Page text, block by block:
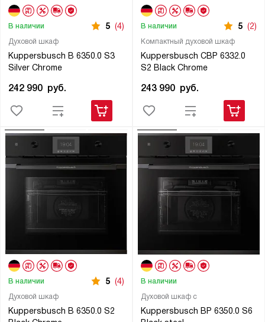
Духовой шкаф
Kuppersbusch B 6350.0 S3
Silver Chrome
В наличии 5 (4)
242 990 руб.
Компактный духовой шкаф
Kuppersbusch CBP 6332.0
S2 Black Chrome
В наличии 5 (2)
243 990 руб.
Духовой шкаф
Kuppersbusch B 6350.0 S2
В наличии 5 (4)
Духовой шкаф с
Kuppersbusch BP 6350.0 S6
В наличии